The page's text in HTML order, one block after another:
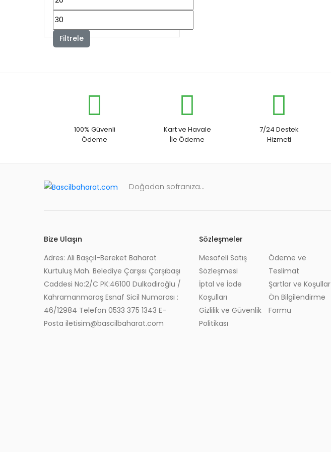
düşük
fiyat
En
yüksek
Filtrele
100% Güvenli
Ödeme
Kart ve Havale
İle Ödeme
7/24 Destek
Hizmeti
Doğadan sofranıza...
Bize Ulaşın
Adres: Ali Başçıl-Bereket Baharat
Kurtuluş Mah. Belediye Çarşısı Çarşıbaşı
Caddesi No:2/C PK:46100 Dulkadiroğlu /
Kahramanmaraş Esnaf Sicil Numarası :
46/12984 Telefon 0533 375 1343 E-
Posta iletisim@bascilbaharat.com
Sözleşmeler
Mesafeli Satış
Sözleşmesi
İptal ve İade
Koşulları
Gizlilik ve Güvenlik
Politikası
Ödeme ve
Teslimat
Şartlar ve Koşullar
Ön Bilgilendirme
Formu